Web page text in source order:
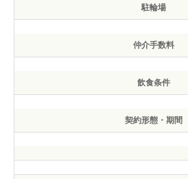
駐輪場
仲介手数料
飲食条件
契約形態・期間